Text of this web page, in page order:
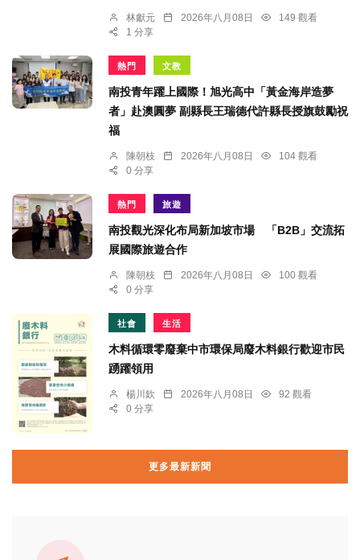
林獻元 2026年八月08日
149 觀看
1 分享
熱門 文教
南投青年躍上國際！旭光高中「黃金海岸造夢
者」赴澳圓夢 副縣長王瑞德代許縣長授旗鼓勵祝
福
陳朝枝 2026年八月08日
104 觀看
0 分享
熱門 旅遊
南投觀光深化布局新加坡市場 「B2B」交流拓
展國際旅遊合作
陳朝枝 2026年八月08日
100 觀看
0 分享
社會 生活
木料循環零廢棄中市環保局廢木料銀行歡迎市民
踴躍領用
楊川欽 2026年八月08日
92 觀看
0 分享
更多最新新聞